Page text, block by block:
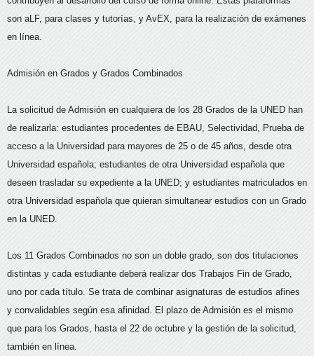
son aLF, para clases y tutorías, y AvEX, para la realización de exámenes
en línea.
Admisión en Grados y Grados Combinados
La solicitud de Admisión en cualquiera de los 28 Grados de la UNED han
de realizarla: estudiantes procedentes de EBAU, Selectividad, Prueba de
acceso a la Universidad para mayores de 25 o de 45 años, desde otra
Universidad española; estudiantes de otra Universidad española que
deseen trasladar su expediente a la UNED; y estudiantes matriculados en
otra Universidad española que quieran simultanear estudios con un Grado
en la UNED.
Los 11 Grados Combinados no son un doble grado, son dos titulaciones
distintas y cada estudiante deberá realizar dos Trabajos Fin de Grado,
uno por cada título. Se trata de combinar asignaturas de estudios afines
y convalidables según esa afinidad. El plazo de Admisión es el mismo
que para los Grados, hasta el 22 de octubre y la gestión de la solicitud,
también en línea.